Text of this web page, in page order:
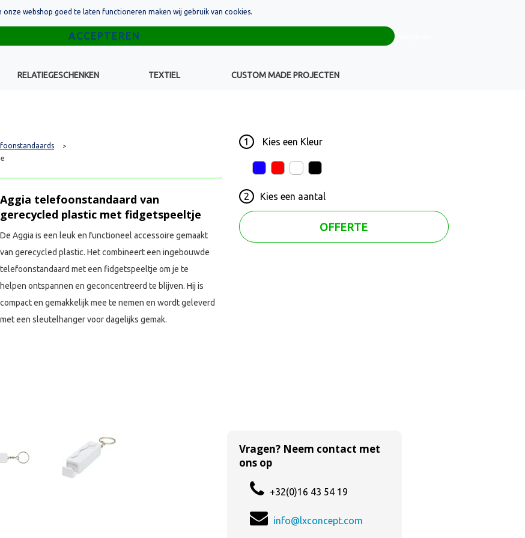
+32(0)16 43 54 19
RELATIEGESCHENKEN TEXTIEL CUSTOM MADE PROJECTEN
> 1 Kies een Kleur
2 Kies een aantal
OFFERTE
Aggia telefoonstandaard van
gerecycled plastic met fidgetspeeltje
De Aggia is een leuk en functioneel accessoire gemaakt
van gerecycled plastic. Het combineert een ingebouwde
telefoonstandaard met een fidgetspeeltje om je te
helpen ontspannen en geconcentreerd te blijven. Hij is
compact en gemakkelijk mee te nemen en wordt geleverd
met een sleutelhanger voor dagelijks gemak.
Vragen? Neem contact met
ons op
+32(0)16 43 54 19
info@lxconcept.com
onze webshop goed te laten functioneren maken wij gebruik van cookies.